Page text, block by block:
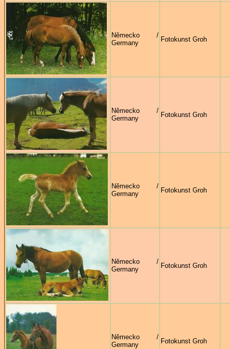
Německo /
Germany
Fotokunst Groh
Německo /
Germany
Fotokunst Groh
Německo /
Germany
Fotokunst Groh
Německo /
Germany
Fotokunst Groh
Německo /
Germany
Fotokunst Groh